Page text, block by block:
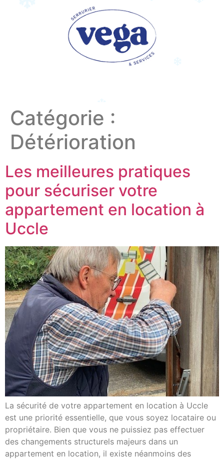
Catégorie :
Détérioration
Les meilleures pratiques
pour sécuriser votre
appartement en location à
Uccle
La sécurité de votre appartement en location à Uccle
est une priorité essentielle, que vous soyez locataire ou
propriétaire. Bien que vous ne puissiez pas effectuer
des changements structurels majeurs dans un
appartement en location, il existe néanmoins des